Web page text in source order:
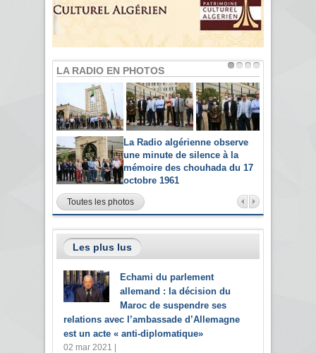
LA RADIO EN PHOTOS
La Radio algérienne observe
une minute de silence à la
mémoire des chouhada du 17
octobre 1961
Toutes les photos
Les plus lus
Echami du parlement
allemand : la décision du
Maroc de suspendre ses
relations avec l’ambassade d’Allemagne
est un acte « anti-diplomatique»
02 mar 2021 |